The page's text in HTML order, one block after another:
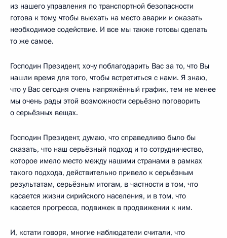
из нашего управления по транспортной безопасности
готова к тому, чтобы выехать на место аварии и оказать
необходимое содействие. И все мы также готовы сделать
то же самое.
Господин Президент, хочу поблагодарить Вас за то, что Вы
нашли время для того, чтобы встретиться с нами. Я знаю,
что у Вас сегодня очень напряжённый график, тем не менее
мы очень рады этой возможности серьёзно поговорить
о серьёзных вещах.
Господин Президент, думаю, что справедливо было бы
сказать, что наш серьёзный подход и то сотрудничество,
которое имело место между нашими странами в рамках
такого подхода, действительно привело к серьёзным
результатам, серьёзным итогам, в частности в том, что
касается жизни сирийского населения, и в том, что
касается прогресса, подвижек в продвижении к ним.
И, кстати говоря, многие наблюдатели считали, что